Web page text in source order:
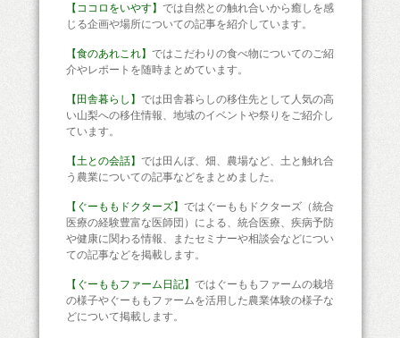
【ココロをいやす】 では自然との触れ合いから癒しを感
じる企画や場所についての記事を紹介しています。
【食のあれこれ】 ではこだわりの食べ物についてのご紹
介やレポートを随時まとめています。
【田舎暮らし】 では田舎暮らしの移住先として人気の高
い山梨への移住情報、地域のイベントや祭りをご紹介し
ています。
【土との会話】 では田んぼ、畑、農場など、土と触れ合
う農業についての記事などをまとめました。
【ぐーももドクターズ】 ではぐーももドクターズ（統合
医療の経験豊富な医師団）による、統合医療、疾病予防
や健康に関わる情報、またセミナーや相談会などについ
ての記事などを掲載します。
【ぐーももファーム日記】 ではぐーももファームの栽培
の様子やぐーももファームを活用した農業体験の様子な
どについて掲載します。